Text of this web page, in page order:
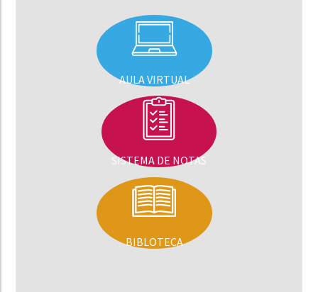
AULA VIRTUAL
SISTEMA DE NOTAS
BIBLOTECA